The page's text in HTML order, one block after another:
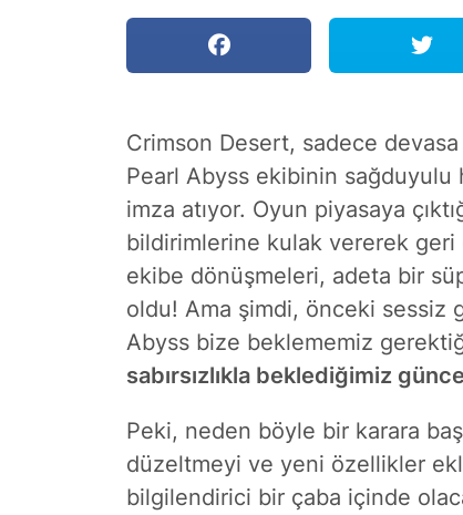
Crimson Desert, sadece
Pearl Abyss ekibinin sağduyulu
imza atıyor. Oyun piyasaya
bildirimlerine kulak vererek geri
ekibe dönüşmeleri, adeta bir
oldu! Ama şimdi, önceki sessiz
Abyss bize beklememiz
sabırsızlıkla beklediğimiz
Peki, neden böyle bir karara
düzeltmeyi ve yeni özellikler
bilgilendirici bir çaba içinde